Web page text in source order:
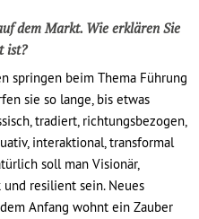
dem Markt. Wie erklären Sie
ist?
springen beim Thema Führung
sie so lange, bis etwas
tradiert, richtungsbezogen,
interaktional, transformal
soll man Visionär,
resilient sein. Neues
Anfang wohnt ein Zauber